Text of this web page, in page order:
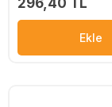
296,40 TL
Ekle